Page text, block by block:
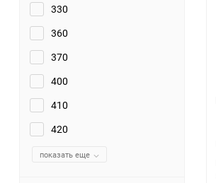
330
360
370
400
410
420
показать еще